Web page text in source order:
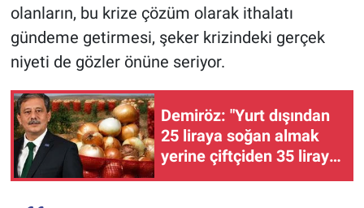
olanların, bu krize çözüm olarak ithalatı
gündeme getirmesi, şeker krizindeki gerçek
niyeti de gözler önüne seriyor.
Demiröz: "Yurt dışından
25 liraya soğan almak
yerine çiftçiden 35 liraya